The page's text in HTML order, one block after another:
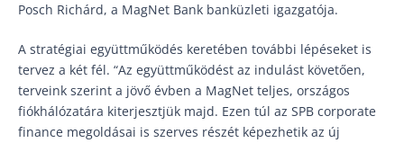
Posch Richárd, a MagNet Bank banküzleti igazgatója.
A stratégiai együttműködés keretében további lépéseket is
tervez a két fél. “Az együttműködést az indulást követően,
terveink szerint a jövő évben a MagNet teljes, országos
fiókhálózatára kiterjesztjük majd. Ezen túl az SPB corporate
finance megoldásai is szerves részét képezhetik az új